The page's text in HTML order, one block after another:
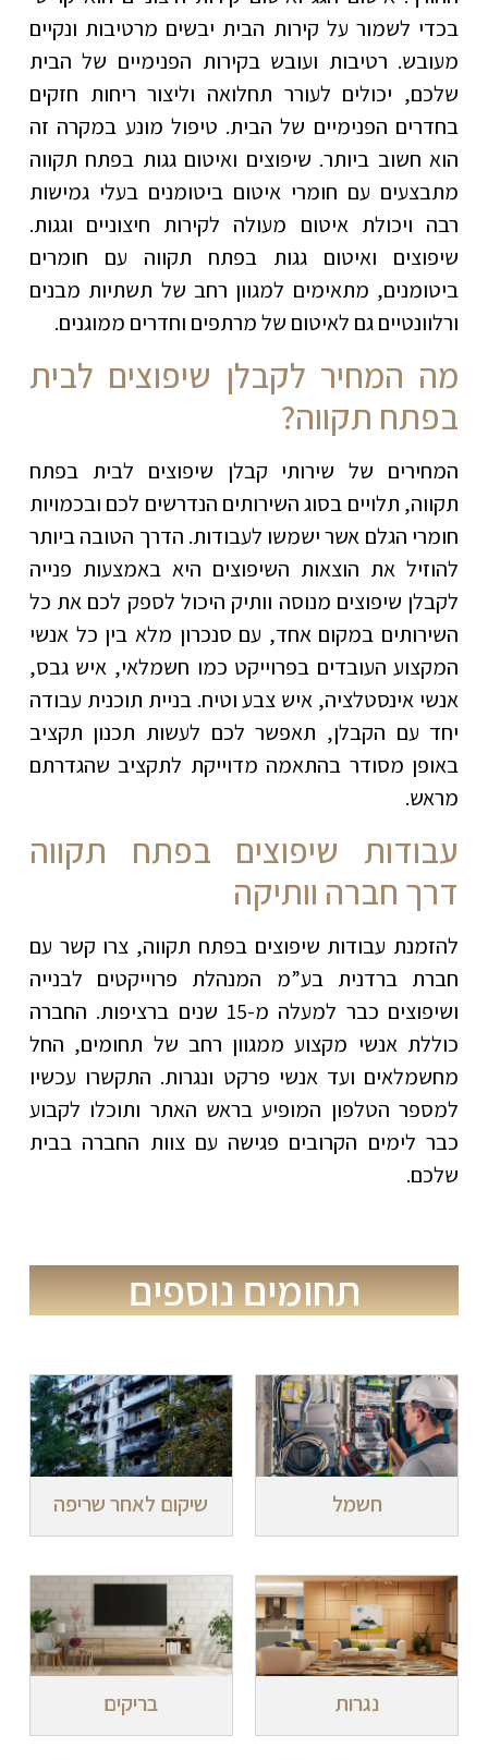
בכדי לשמור על קירות הבית יבשים מרטיבות ונקיים
מעובש. רטיבות ועובש בקירות הפנימיים של הבית
שלכם, יכולים לעורר תחלואה וליצור ריחות חזקים
בחדרים הפנימיים של הבית. טיפול מונע במקרה זה
הוא חשוב ביותר. שיפוצים ואיטום גגות בפתח תקווה
מתבצעים עם חומרי איטום ביטומנים בעלי גמישות
רבה ויכולת איטום מעולה לקירות חיצוניים וגגות.
שיפוצים ואיטום גגות בפתח תקווה עם חומרים
ביטומנים, מתאימים למגוון רחב של תשתיות מבנים
ורלוונטיים גם לאיטום של מרתפים וחדרים ממוגנים.
מה המחיר לקבלן שיפוצים לבית
בפתח תקווה?
המחירים של שירותי קבלן שיפוצים לבית בפתח
תקווה, תלויים בסוג השירותים הנדרשים לכם ובכמויות
חומרי הגלם אשר ישמשו לעבודות. הדרך הטובה ביותר
להוזיל את הוצאות השיפוצים היא באמצעות פנייה
לקבלן שיפוצים מנוסה וותיק היכול לספק לכם את כל
השירותים במקום אחד, עם סנכרון מלא בין כל אנשי
המקצוע העובדים בפרוייקט כמו חשמלאי, איש גבס,
אנשי אינסטלציה, איש צבע וטיח. בניית תוכנית עבודה
יחד עם הקבלן, תאפשר לכם לעשות תכנון תקציב
באופן מסודר בהתאמה מדוייקת לתקציב שהגדרתם
מראש.
עבודות שיפוצים בפתח תקווה
דרך חברה וותיקה
להזמנת עבודות שיפוצים בפתח תקווה, צרו קשר עם
חברת ברדנית בע”מ המנהלת פרוייקטים לבנייה
ושיפוצים כבר למעלה מ-15 שנים ברציפות. החברה
כוללת אנשי מקצוע ממגוון רחב של תחומים, החל
מחשמלאים ועד אנשי פרקט ונגרות. התקשרו עכשיו
למספר הטלפון המופיע בראש האתר ותוכלו לקבוע
כבר לימים הקרובים פגישה עם צוות החברה בבית
שלכם.
תחומים נוספים
חשמל שיקום לאחר שריפה
נגרות בריקים